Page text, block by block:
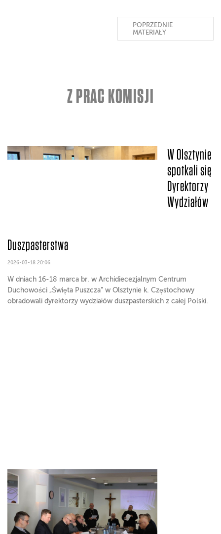
Z PRAC KOMISJI
W Olsztynie
spotkali się
Dyrektorzy
Wydziałów
Duszpasterstwa
2026-03-18 20:06
W dniach 16-18 marca br. w Archidiecezjalnym Centrum
Duchowości „Święta Puszcza” w Olsztynie k. Częstochowy
obradowali dyrektorzy wydziałów duszpasterskich z całej Polski.
POPRZEDNIE
MATERIAŁY